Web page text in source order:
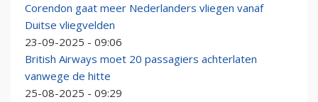
Corendon gaat meer Nederlanders vliegen vanaf
Duitse vliegvelden
23-09-2025 - 09:06
British Airways moet 20 passagiers achterlaten
vanwege de hitte
25-08-2025 - 09:29